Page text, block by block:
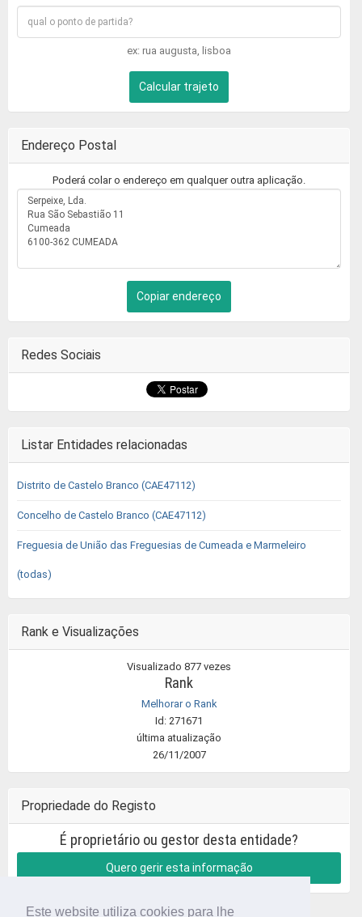
Este website utiliza cookies para lhe
ex: rua augusta, lisboa
Calcular trajeto
Endereço Postal
Poderá colar o endereço em qualquer outra aplicação.
Copiar endereço
Redes Sociais
Listar Entidades relacionadas
Distrito de Castelo Branco (CAE47112)
Concelho de Castelo Branco (CAE47112)
Freguesia de União das Freguesias de Cumeada e Marmeleiro
(todas)
Rank e Visualizações
Visualizado 877 vezes
Rank
Melhorar o Rank
Id: 271671
última atualização
26/11/2007
Propriedade do Registo
É proprietário ou gestor desta entidade?
Quero gerir esta informação